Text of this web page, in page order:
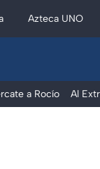
Azteca UNO
a Rocío Al